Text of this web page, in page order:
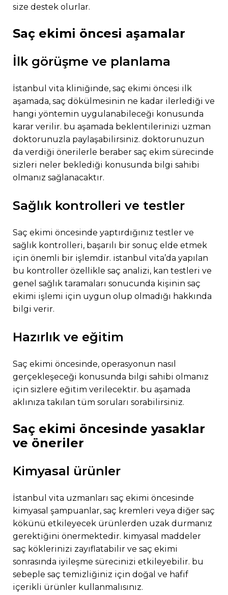
size destek olurlar.
saç ekimi öncesi aşamalar
i̇lk görüşme ve planlama
i̇stanbul vita kliniğinde, saç ekimi öncesi ilk
aşamada, saç dökülmesinin ne kadar ilerlediği ve
hangi yöntemin uygulanabileceği konusunda
karar verilir. bu aşamada beklentilerinizi uzman
doktorunuzla paylaşabilirsiniz. doktorunuzun
da verdiği önerilerle beraber saç ekim sürecinde
sizleri neler beklediği konusunda bilgi sahibi
olmanız sağlanacaktır.
sağlık kontrolleri ve testler
saç ekimi öncesinde yaptırdığınız testler ve
sağlık kontrolleri, başarılı bir sonuç elde etmek
için önemli bir işlemdir. i̇stanbul vita’da yapılan
bu kontroller özellikle saç analizi, kan testleri ve
genel sağlık taramaları sonucunda kişinin saç
ekimi işlemi için uygun olup olmadığı hakkında
bilgi verir.
hazırlık ve eğitim
saç ekimi öncesinde, operasyonun nasıl
gerçekleşeceği konusunda bilgi sahibi olmanız
için sizlere eğitim verilecektir. bu aşamada
aklınıza takılan tüm soruları sorabilirsiniz.
saç ekimi öncesinde yasaklar
ve öneriler
kimyasal ürünler
i̇stanbul vita uzmanları saç ekimi öncesinde
kimyasal şampuanlar, saç kremleri veya diğer saç
kökünü etkileyecek ürünlerden uzak durmanız
gerektiğini önermektedir. kimyasal maddeler
saç köklerinizi zayıflatabilir ve saç ekimi
sonrasında iyileşme sürecinizi etkileyebilir. bu
sebeple saç temizliğiniz için doğal ve hafif
içerikli ürünler kullanmalısınız.